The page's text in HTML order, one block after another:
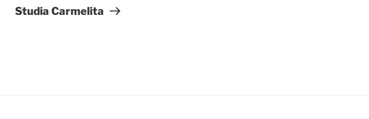
seguinte
Studia Carmelita